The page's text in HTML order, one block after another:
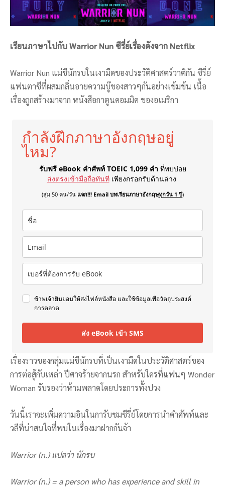
เรียนภาษาไปกับ Warrior Nun ซีรี่ย์เรื่องดังจาก Netflix
Warrior Nun แม่ชีนักรบในเงามืดของประวัติศาสตร์วาติกัน ซีรี่ย์
แฟนตาซีที่ผสมกลิ่นอายความบู๊ของสาวๆกันอย่างเข้มข้น เนื้อ
เรื่องถูกสร้างมาจาก หนังสือกาตูนคอมมิค ของอเมริกา
กำลังฝึกภาษาอังกฤษอยู่
ไหม?
รับฟรี eBook คำศัพท์ TOEIC 1,099 คำ ที่พบบ่อย
ส่งตรงเข้ามือถือทันที เพียงกรอกรับด้านล่าง
(สุ่ม 50 คน/วัน แจก!!! Email บทเรียนภาษาอังกฤษทุกวัน 1 ปี)
ข้าพเจ้ายินยอมให้ส่งไฟล์หนังสือ และใช้ข้อมูลเพื่อวัตถุประสงค์
การตลาด
ส่ง eBook เข้า SMS
เรื่องราวของกลุ่มแม่ชีนักรบที่เป็นเงามืดในประวัติศาสตร์ของ
การต่อสู้กับเหล่า ปีศาจร้ายจากนรก สำหรับใครที่แฟนๆ Wonder
Woman รับรองว่าห้ามพลาดโดยประการทั้งปวง
วันนี้เราจะเพิ่มความอินในการับชมซีรี่ย์โดยการนำคำศัพท์และ
วลีที่น่าสนใจที่พบในเรื่องมาฝากกันจ้า
Warrior (n.) แปลว่า นักรบ
Warrior (n.) = a person who has experience and skill in